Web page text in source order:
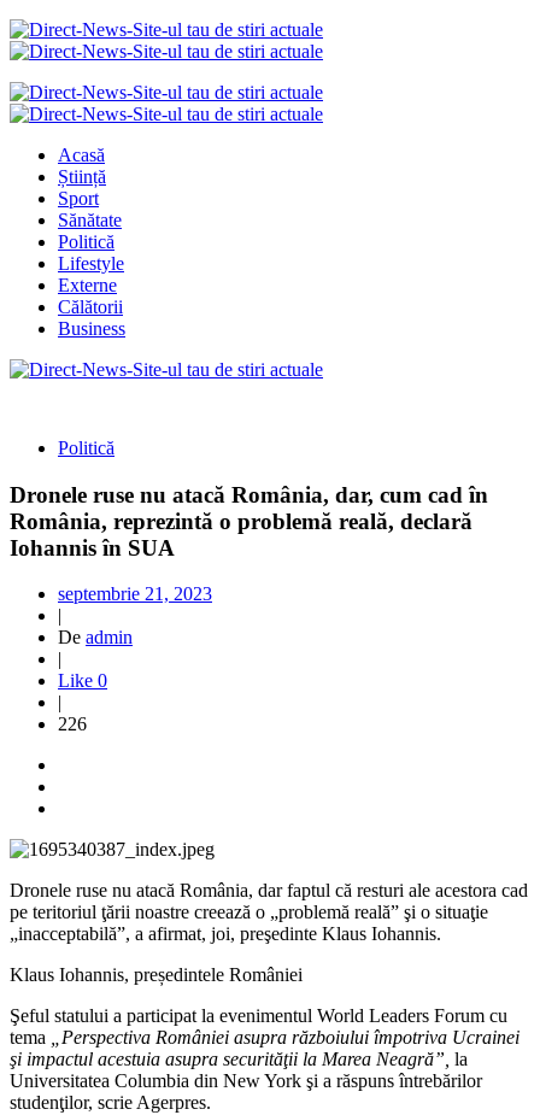
Acasă
Știință
Sport
Sănătate
Politică
Lifestyle
Externe
Călătorii
Business
Politică
Dronele ruse nu atacă România, dar, cum cad în
România, reprezintă o problemă reală, declară
Iohannis în SUA
septembrie 21, 2023
|
De admin
|
Like 0
|
226
Dronele ruse nu atacă România, dar faptul că resturi ale acestora cad
pe teritoriul ţării noastre creează o „problemă reală” şi o situaţie
„inacceptabilă”, a afirmat, joi, preşedinte Klaus Iohannis.
Klaus Iohannis, președintele României
Şeful statului a participat la evenimentul World Leaders Forum cu
tema „Perspectiva României asupra războiului împotriva Ucrainei
şi impactul acestuia asupra securităţii la Marea Neagră”, la
Universitatea Columbia din New York şi a răspuns întrebărilor
studenţilor, scrie Agerpres.